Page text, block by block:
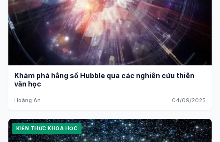
Khám phá hằng số Hubble qua các nghiên cứu thiên
văn học
Hoàng An 04/09/2025
KIẾN THỨC KHOA HỌC